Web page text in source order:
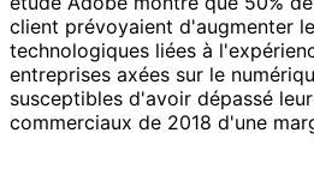
client prévoyaient d'augmenter
technologiques liées à
entreprises axées sur le
susceptibles d'avoir dépassé
commerciaux de 2018 d'une